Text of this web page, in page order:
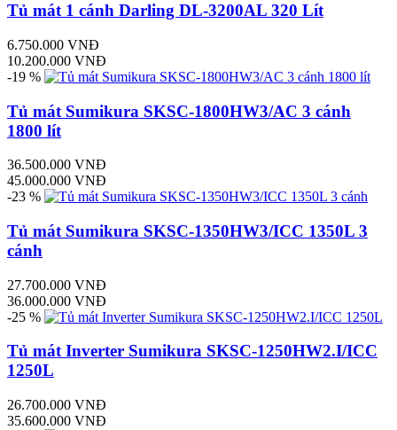
Tủ mát 1 cánh Darling DL-3200AL 320 Lít
6.750.000 VNĐ
10.200.000 VNĐ
-19 %
Tủ mát Sumikura SKSC-1800HW3/AC 3 cánh
1800 lít
36.500.000 VNĐ
45.000.000 VNĐ
-23 %
Tủ mát Sumikura SKSC-1350HW3/ICC 1350L 3
cánh
27.700.000 VNĐ
36.000.000 VNĐ
-25 %
Tủ mát Inverter Sumikura SKSC-1250HW2.I/ICC
1250L
26.700.000 VNĐ
35.600.000 VNĐ